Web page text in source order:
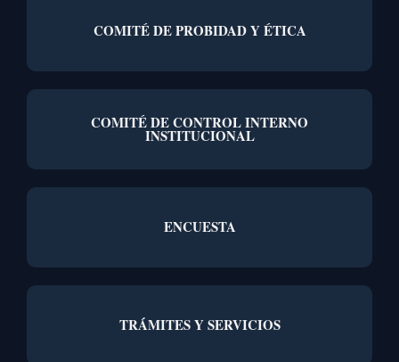
COMITÉ DE PROBIDAD Y ÉTICA
COMITÉ DE CONTROL INTERNO
INSTITUCIONAL
ENCUESTA
TRÁMITES Y SERVICIOS